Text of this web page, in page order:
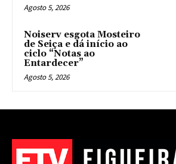
Agosto 5, 2026
Noiserv esgota Mosteiro
de Seiça e dá início ao
ciclo “Notas ao
Entardecer”
Agosto 5, 2026